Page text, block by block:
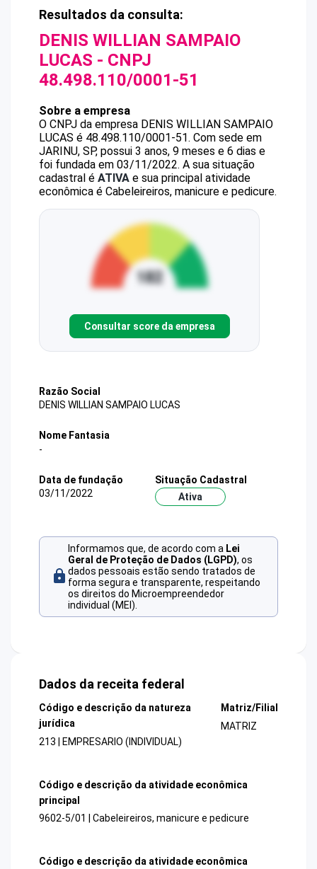
Resultados da consulta:
DENIS WILLIAN SAMPAIO
LUCAS - CNPJ
48.498.110/0001-51
Sobre a empresa
O CNPJ da empresa DENIS WILLIAN SAMPAIO
LUCAS é 48.498.110/0001-51. Com sede em
JARINU, SP, possui 3 anos, 9 meses e 6 dias e
foi fundada em 03/11/2022. A sua situação
cadastral é ATIVA e sua principal atividade
econômica é Cabeleireiros, manicure e pedicure.
Consultar score da empresa
Razão Social
DENIS WILLIAN SAMPAIO LUCAS
Nome Fantasia
-
Data de fundação
03/11/2022
Situação Cadastral
Ativa
Informamos que, de acordo com a Lei
Geral de Proteção de Dados (LGPD), os
dados pessoais estão sendo tratados de
forma segura e transparente, respeitando
os direitos do Microempreendedor
individual (MEI).
Dados da receita federal
Código e descrição da natureza
jurídica
213 | EMPRESARIO (INDIVIDUAL)
Matriz/Filial
MATRIZ
Código e descrição da atividade econômica
principal
9602-5/01 | Cabeleireiros, manicure e pedicure
Código e descrição da atividade econômica